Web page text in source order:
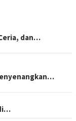
dan…